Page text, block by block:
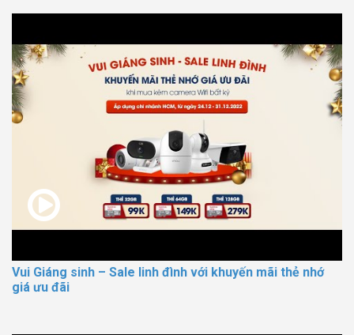
Vui Giáng sinh – Sale linh đình với khuyến mãi thẻ nhớ
giá ưu đãi